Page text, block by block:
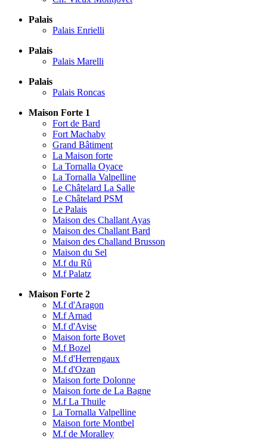
Palais
Palais Enrielli
Palais
Palais Marelli
Palais
Palais Roncas
Maison Forte 1
Fort de Bard
Fort Machaby
Grand Bâtiment
La Maison forte
La Tornalla Oyace
La Tornalla Valpelline
Le Châtelard La Salle
Le Châtelard PSM
Le Palais
Maison des Challant Ayas
Maison des Challant Bard
Maison des Challand Brusson
Maison du Sel
M.f du Rû
M.f Palatz
Maison Forte 2
M.f d'Aragon
M.f Arnad
M.f d'Avise
Maison forte Bovet
M.f Bozel
M.f d'Herrengaux
M.f d'Ozan
Maison forte Dolonne
Maison forte de La Bagne
M.f La Thuile
La Tornalla Valpelline
Maison forte Montbel
M.f de Moralley